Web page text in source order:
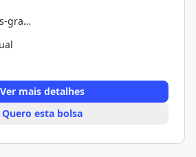
Especialização (pós-graduação)
Ver mais detalhes
Quero esta bolsa